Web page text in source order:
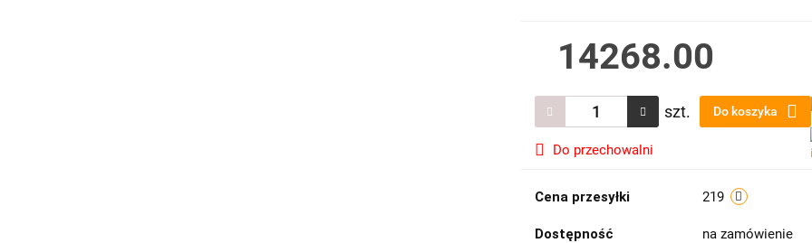
14268.00
szt. Do koszyka
Do przechowalni
Cena przesyłki 219
Dostępność na zamówienie